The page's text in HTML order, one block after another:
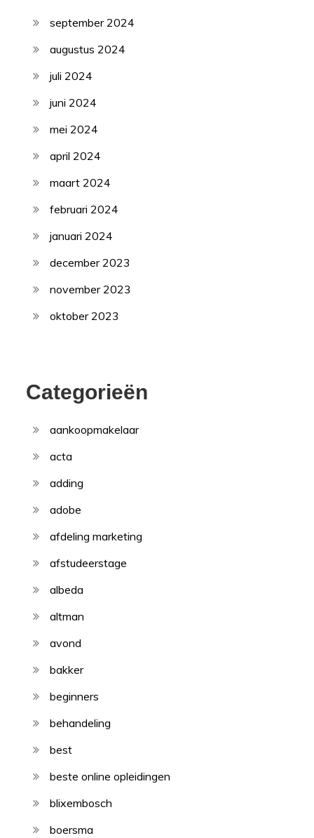
september 2024
augustus 2024
juli 2024
juni 2024
mei 2024
april 2024
maart 2024
februari 2024
januari 2024
december 2023
november 2023
oktober 2023
Categorieën
aankoopmakelaar
acta
adding
adobe
afdeling marketing
afstudeerstage
albeda
altman
avond
bakker
beginners
behandeling
best
beste online opleidingen
blixembosch
boersma